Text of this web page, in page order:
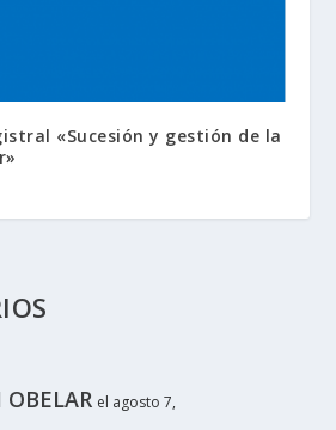
«Sucesión y gestión de la
OBELAR el agosto 7,